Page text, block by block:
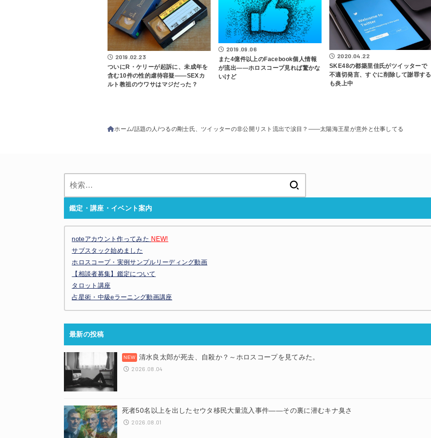
2019.02.23
ついにR・ケリーが起訴に、未成年を
含む10件の性的虐待容疑――SEXカ
ルト教祖のウワサはマジだった？
2019.09.06
また4億件以上のFacebook個人情報
が流出――ホロスコープ見れば驚かな
いけど
2020.04.22
SKE48の都築里佳氏がツイッターで
不適切発言、すぐに削除して謝罪する
も炎上中
ホーム 話題の人 つるの剛士氏、ツイッターの非公開リスト流出で涙目？――太陽海王星が意外と仕事してる
鑑定・講座・イベント案内
noteアカウント作ってみた NEW!
サブスタック始めました
ホロスコープ・実例サンプルリーディング動画
【相談者募集】鑑定について
タロット講座
占星術・中級eラーニング動画講座
最新の投稿
清水良太郎が死去、自殺か？～ホロスコープを見てみた。
2026.08.04
死者50名以上を出したセウタ移民大量流入事件——その裏に潜むキナ臭さ
2026.08.01